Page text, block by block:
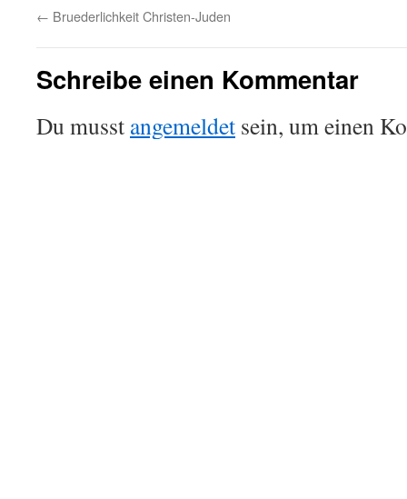
← Bruederlichkeit Christen-Juden
Schreibe einen Kommentar
Du musst angemeldet sein, um einen